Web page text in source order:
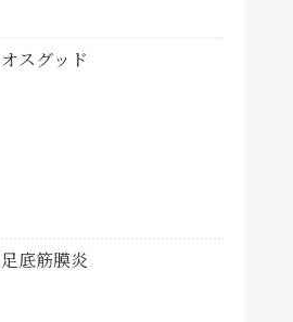
オスグッド
足底筋膜炎